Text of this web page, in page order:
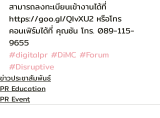
สามารถลงทะเบียนเข้างานได้ที่
https://goo.gl/QIvXU2 หรือโทร
คอนเฟิร์มได้ที่ คุณซัน โทร. 089-115-
9655
#digitalpr #DiMC #Forum
#Disruptive
ข่าวประชาสัมพันธ์
PR Education
PR Event